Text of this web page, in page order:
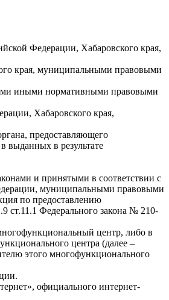
Федерации, Хабаровского края,
края, муниципальными правовыми
иными нормативными правовыми
Хабаровского края,
предоставляющего
выданных в результате
и принятыми в соответствии с
муниципальными правовыми
по предоставлению
ст.11.1 Федерального закона № 210-
центр, либо в
центра (далее –
этого многофункционального
официального интернет-